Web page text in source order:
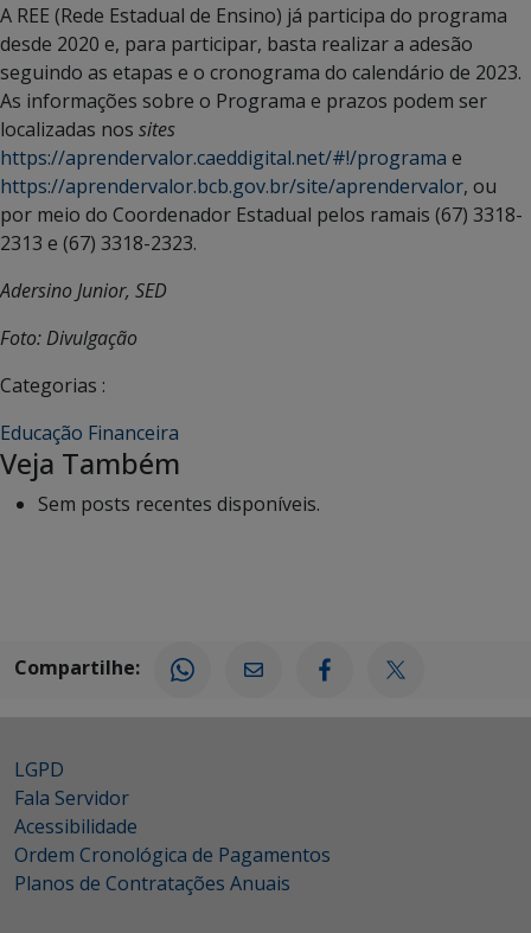
A REE (Rede Estadual de Ensino) já participa do programa
desde 2020 e, para participar, basta realizar a adesão
seguindo as etapas e o cronograma do calendário de 2023.
As informações sobre o Programa e prazos podem ser
localizadas nos sites
https://aprendervalor.caeddigital.net/#!/programa e
https://aprendervalor.bcb.gov.br/site/aprendervalor, ou
por meio do Coordenador Estadual pelos ramais (67) 3318-
2313 e (67) 3318-2323.
Adersino Junior, SED
Foto: Divulgação
Categorias :
Educação Financeira
Veja Também
Sem posts recentes disponíveis.
Compartilhe:
LGPD
Fala Servidor
Acessibilidade
Ordem Cronológica de Pagamentos
Planos de Contratações Anuais